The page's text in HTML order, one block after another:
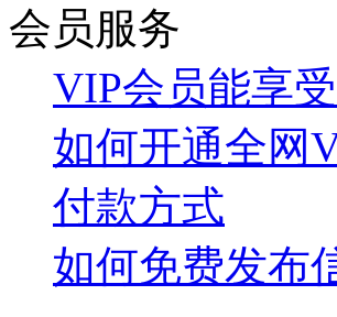
会员服务
VIP会员能享
如何开通全网
付款方式
如何免费发布